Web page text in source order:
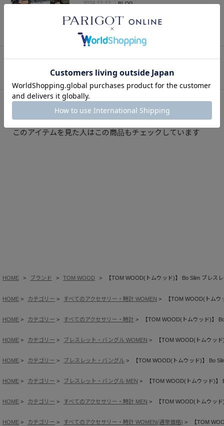
2024.12.12 BLOG
このアイテムを見た人はこの商品もチェックしています
HOME ブランド TOM WOOD 【TOM WOOD(トムウッド)】 Bo Slim ブレス
HOME カテゴリー すべてのアクセサリー・時計 WOMEN 【TOM WOOD(トム
HOME カテゴリー すべてのアクセサリー・時計 【TOM WOOD(トムウッド)】
HOME カテゴリー ブレスレット・バングル WOMEN 【TOM WOOD(トムウッ
HOME カテゴリー ブレスレット・バングル 【TOM WOOD(トムウッド)】 Bo
HOME カテゴリー ブレスレット・バングル MEN 【TOM WOOD(トムウッド)
HOME カテゴリー すべてのアクセサリー・時計 MEN 【TOM WOOD(トムウッ
HOME カテゴリー すべてのアクセサリー・時計 WOMEN(通常価格) 【TOM